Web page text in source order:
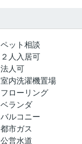
ペット相談
２人入居可
法人可
室内洗濯機置場
フローリング
ベランダ
バルコニー
都市ガス
公営水道